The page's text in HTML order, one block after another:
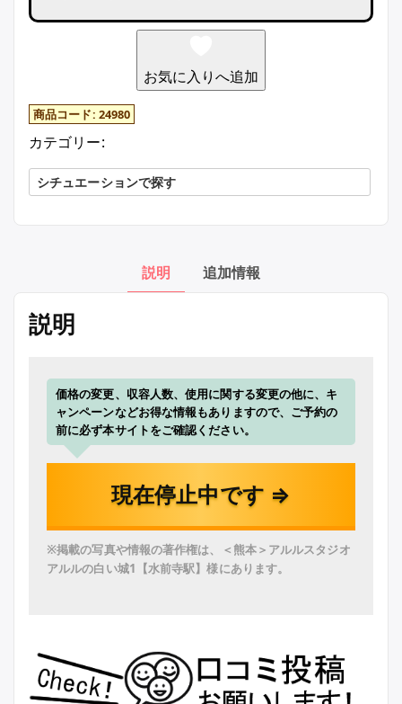
お気に入りへ追加
商品コード: 24980
カテゴリー:
シチュエーションで探す
説明 追加情報
説明
価格の変更、収容人数、使用に関する変更の他に、キ
ャンペーンなどお得な情報もありますので、ご予約の
前に必ず本サイトをご確認ください。
現在停止中です ⇒
※掲載の写真や情報の著作権は、＜熊本＞アルルスタジオ
アルルの白い城1【水前寺駅】様にあります。